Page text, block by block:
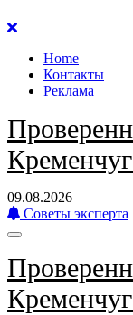
Перейти
содержанию
Home
Контакты
Реклама
09.08.2026
Советы эксперта